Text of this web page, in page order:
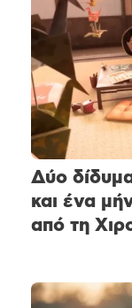
Δύο δίδυμα
και ένα
από τη